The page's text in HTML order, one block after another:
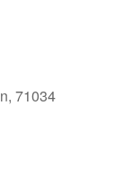
71034